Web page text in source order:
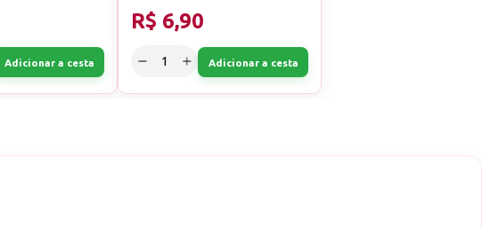
Adicionar a cesta
R$ 6,90
Adicionar a cesta